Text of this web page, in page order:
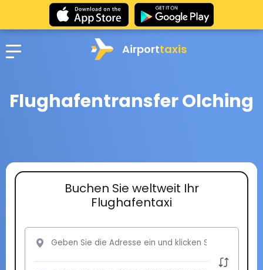
Airporttaxis
Flughafentransfer Olching
Buchen Sie weltweit Ihr
Flughafentaxi